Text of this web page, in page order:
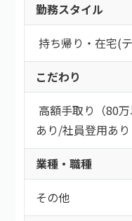
勤務スタイル
持ち帰り・在宅(
こだわり
高額手取り（80万
あり/社員登用あり
業種・職種
その他